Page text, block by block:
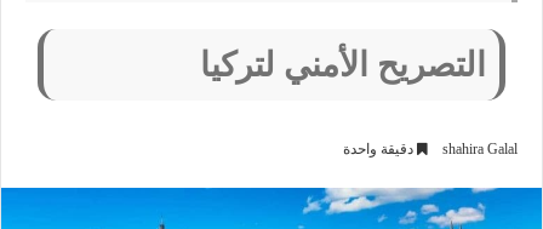
التصريح الأمني لتركيا
shahira Galal دقيقة واحدة